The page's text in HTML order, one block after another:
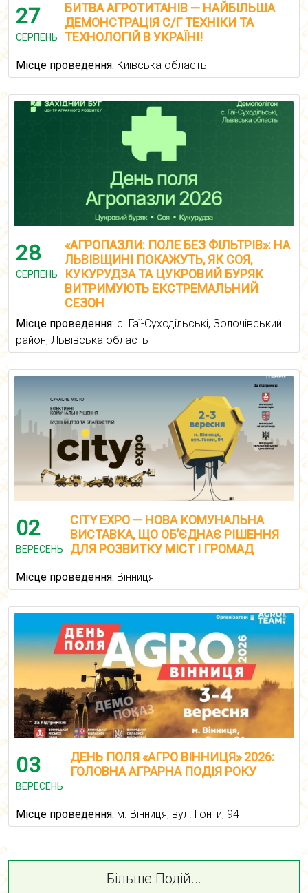
27
СЕРПЕНЬ
БИТВА АГРОТИТАНІВ — НАЙБІЛЬША
ДЕМОНСТРАЦІЯ С/Г ТЕХНІКИ ТА
ТЕХНОЛОГІЙ В УКРАЇНІ!
Місце проведення: Київська область
28
СЕРПЕНЬ
«АГРОПАЗЛИ: ПОЛЕ БЕЗ ФІЛЬТРІВ»: НА
ЛЬВІВЩИНІ ПОКАЖУТЬ, ЯК СОЯ,
КУКУРУДЗА ТА ЦУКРОВИЙ БУРЯК
ВИТРИМУЮТЬ ЕКСТРЕМАЛЬНИЙ
СЕЗОН
Місце проведення: с. Гаї-Суходільські, Золочівський
район, Львівська область
02
ВЕРЕСЕНЬ
CITY EXPO — НОВА КОМУНАЛЬНА
ВИСТАВКА, ЩО ОБ’ЄДНАЄ РІШЕННЯ
ДЛЯ РОЗВИТКУ МІСТ І ГРОМАД
Місце проведення: Вінниця
03
ВЕРЕСЕНЬ
ДЕНЬ ПОЛЯ «АГРО ВІННИЦЯ» 2026:
ГОЛОВНА АГРАРНА ПОДІЯ РОКУ
Місце проведення: м. Вінниця, вул. Гонти, 94
Більше Подій...